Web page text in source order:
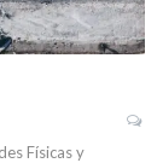
Físicas y